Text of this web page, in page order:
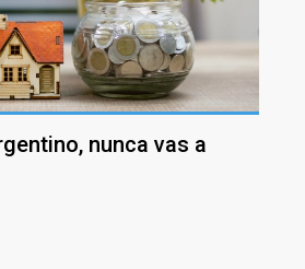
nunca vas a